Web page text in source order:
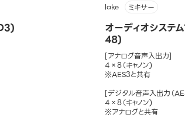
lake ミキサー
オーディオシステ
48)
[アナログ音声入出力]
4×8（キャノン)
※AES3と共有
[デジタル音声入出力（
4×8（キャノン)
※アナログと共有